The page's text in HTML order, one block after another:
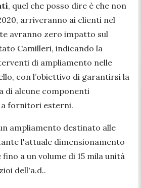
, quel che posso dire è che non
arriveranno ai clienti nel
avranno zero impatto sul
Camilleri, indicando la
di ampliamento nelle
con l’obiettivo di garantirsi la
di alcune componenti
fornitori esterni.
ampliamento destinato alle
l'attuale dimensionamento
a un volume di 15 mila unità
dell'a.d..